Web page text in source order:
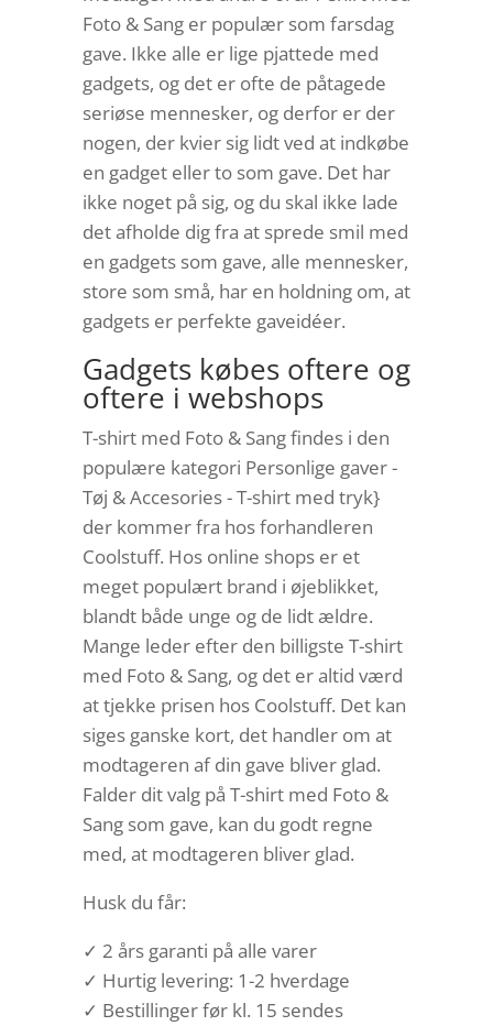
Foto & Sang er populær som farsdag
gave. Ikke alle er lige pjattede med
gadgets, og det er ofte de påtagede
seriøse mennesker, og derfor er der
nogen, der kvier sig lidt ved at indkøbe
en gadget eller to som gave. Det har
ikke noget på sig, og du skal ikke lade
det afholde dig fra at sprede smil med
en gadgets som gave, alle mennesker,
store som små, har en holdning om, at
gadgets er perfekte gaveidéer.
Gadgets købes oftere og
oftere i webshops
T-shirt med Foto & Sang findes i den
populære kategori Personlige gaver -
Tøj & Accesories - T-shirt med tryk}
der kommer fra hos forhandleren
Coolstuff. Hos online shops er et
meget populært brand i øjeblikket,
blandt både unge og de lidt ældre.
Mange leder efter den billigste T-shirt
med Foto & Sang, og det er altid værd
at tjekke prisen hos Coolstuff. Det kan
siges ganske kort, det handler om at
modtageren af din gave bliver glad.
Falder dit valg på T-shirt med Foto &
Sang som gave, kan du godt regne
med, at modtageren bliver glad.
Husk du får:
✓ 2 års garanti på alle varer
✓ Hurtig levering: 1-2 hverdage
✓ Bestillinger før kl. 15 sendes